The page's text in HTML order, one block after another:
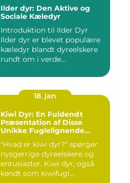
Ilder dyr: Den Aktive og
Sociale Kæledyr
Introduktion til Ilder Dyr
Ilder dyr er blevet populære
kæledyr blandt dyreelskere
rundt om i verde...
18. jan
Kiwi Dyr: En Fuldendt
Præsentation af Disse
Unikke Fuglelignende
"Hvad er kiwi dyr?" spørger
nysgerrige dyreelskere og
entusiaster. Kiwi dyr, også
kendt som kiwifugl...